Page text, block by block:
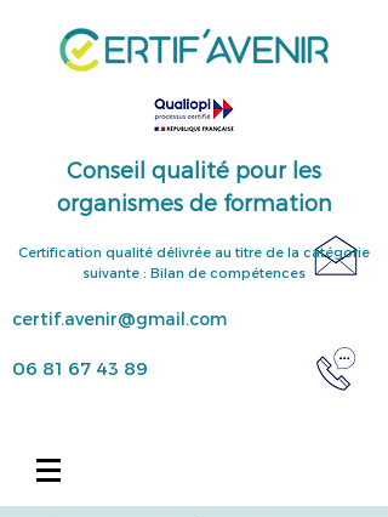
Conseil qualité pour les
organismes de formation
Certification qualité délivrée au titre de la catégorie
suivante : Bilan de compétences
certif.avenir@gmail.com
06 81 67 43 89